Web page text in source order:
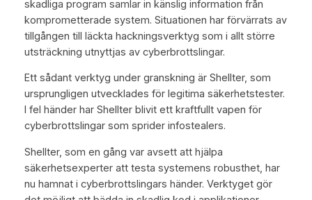
skadliga program samlar in känslig information från
komprometterade system. Situationen har förvärrats av
tillgången till läckta hackningsverktyg som i allt större
utsträckning utnyttjas av cyberbrottslingar.
Ett sådant verktyg under granskning är Shellter, som
ursprungligen utvecklades för legitima säkerhetstester.
I fel händer har Shellter blivit ett kraftfullt vapen för
cyberbrottslingar som sprider infostealers.
Shellter, som en gång var avsett att hjälpa
säkerhetsexperter att testa systemens robusthet, har
nu hamnat i cyberbrottslingars händer. Verktyget gör